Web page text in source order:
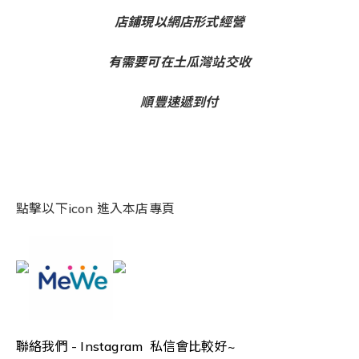
店鋪現以網店形式經營
有需要可在土瓜灣站交收
順豐速遞到付
點擊以下icon 進入本店專頁
聯絡我們 - Instagram 私信會比較好~